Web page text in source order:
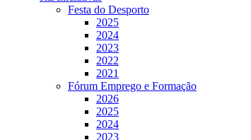
Festa do Desporto
2025
2024
2023
2022
2021
Fórum Emprego e Formação
2026
2025
2024
2023